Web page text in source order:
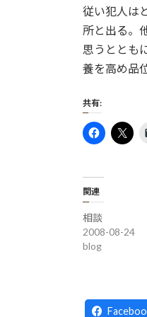
従い犯人は
所と出る。
思うととも
養を高め品
共有:
関連
相談
2008-08-24
blog